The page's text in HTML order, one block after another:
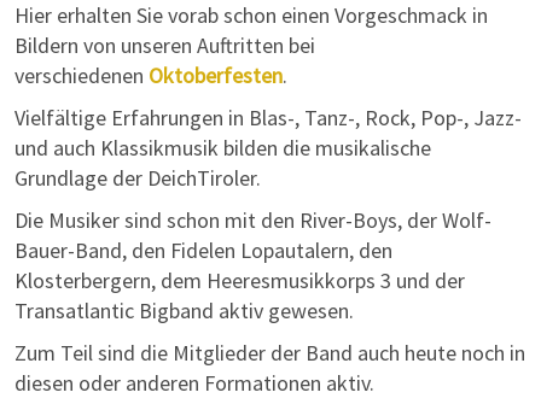
Hier erhalten Sie vorab schon einen Vorgeschmack in
Bildern von unseren Auftritten bei
verschiedenen Oktoberfesten.
Vielfältige Erfahrungen in Blas-, Tanz-, Rock, Pop-, Jazz-
und auch Klassikmusik bilden die musikalische
Grundlage der DeichTiroler.
Die Musiker sind schon mit den River-Boys, der Wolf-
Bauer-Band, den Fidelen Lopautalern, den
Klosterbergern, dem Heeresmusikkorps 3 und der
Transatlantic Bigband aktiv gewesen.
Zum Teil sind die Mitglieder der Band auch heute noch in
diesen oder anderen Formationen aktiv.